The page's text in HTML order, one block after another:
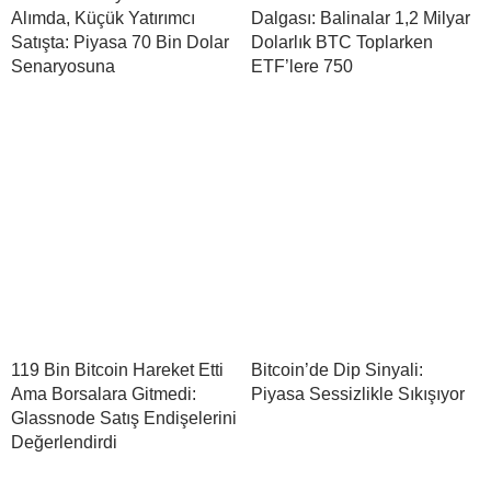
Alımda, Küçük Yatırımcı
Satışta: Piyasa 70 Bin Dolar
Senaryosuna
Dalgası: Balinalar 1,2 Milyar
Dolarlık BTC Toplarken
ETF’lere 750
119 Bin Bitcoin Hareket Etti
Ama Borsalara Gitmedi:
Glassnode Satış Endişelerini
Değerlendirdi
Bitcoin’de Dip Sinyali:
Piyasa Sessizlikle Sıkışıyor